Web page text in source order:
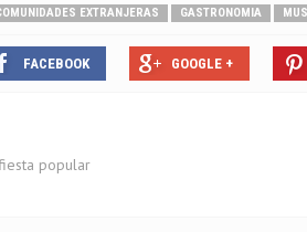
EXTRANJERAS
GASTRONOMIA
FACEBOOK GOOGLE +
popular